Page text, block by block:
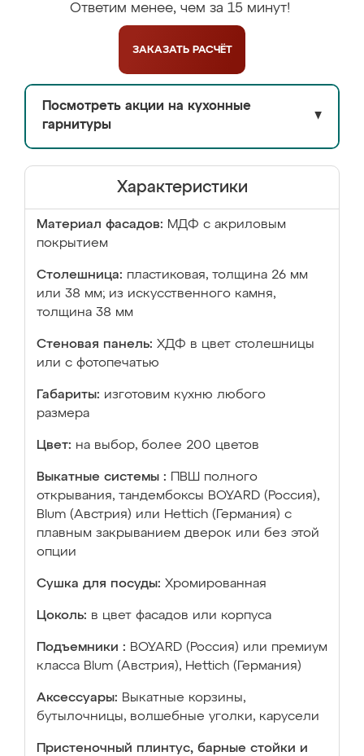
Ответим менее, чем за 15 минут!
ЗАКАЗАТЬ РАСЧЁТ
Посмотреть акции на кухонные
гарнитуры
▼
Характеристики
Материал фасадов: МДФ с акриловым
покрытием
Столешница: пластиковая, толщина 26 мм
или 38 мм; из искусственного камня,
толщина 38 мм
Стеновая панель: ХДФ в цвет столешницы
или с фотопечатью
Габариты: изготовим кухню любого
размера
Цвет: на выбор, более 200 цветов
Выкатные системы :
ПВШ полного
открывания, тандембоксы BOYARD (Россия),
Blum (Австрия) или Hettich (Германия) с
плавным закрыванием дверок или без этой
опции
Сушка для посуды: Хромированная
Цоколь: в цвет фасадов или корпуса
Подъемники : BOYARD (Россия) или премиум
класса Blum (Австрия), Hettich (Германия)
Аксессуары: Выкатные корзины,
бутылочницы, волшебные уголки, карусели
Пристеночный плинтус, барные стойки и